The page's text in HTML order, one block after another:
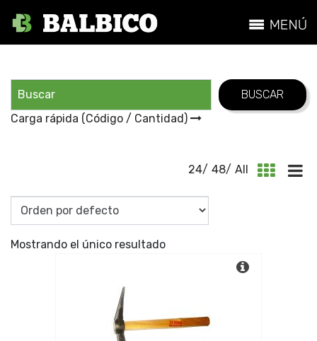
Carga rápida (Código / Cantidad)
24/ 48/ All
Mostrando el único resultado